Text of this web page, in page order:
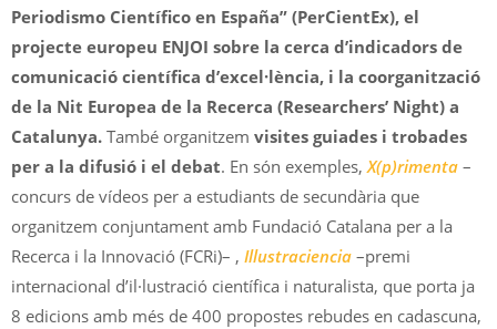
Periodismo Científico en España” (PerCientEx), el
projecte europeu ENJOI sobre la cerca d’indicadors de
comunicació científica d’excel·lència, i la coorganització
de la Nit Europea de la Recerca (Researchers’ Night) a
Catalunya. També organitzem visites guiades i trobades
per a la difusió i el debat. En són exemples,X(p)rimenta –
concurs de vídeos per a estudiants de secundària que
organitzem conjuntament amb Fundació Catalana per a la
Recerca i la Innovació (FCRi)– , Illustraciencia –premi
internacional d’il·lustració científica i naturalista, que porta ja
8 edicions amb més de 400 propostes rebudes en cadascuna,